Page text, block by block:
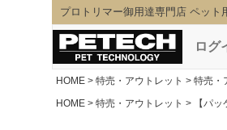
プロトリマー御用達専門店 ペッ
ログ
HOME 特売・アウトレット 特売・
HOME
特売・アウトレット 【パ